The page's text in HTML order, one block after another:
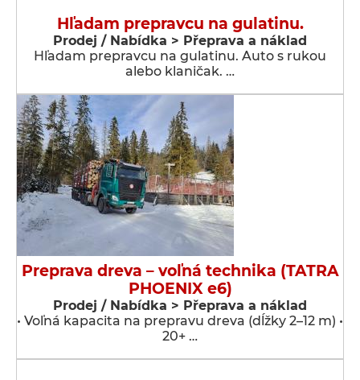
Hľadam prepravcu na gulatinu.
Prodej / Nabídka > Přeprava a náklad
Hľadam prepravcu na gulatinu. Auto s rukou
alebo klaničak. …
Preprava dreva – voľná technika (TATRA
PHOENIX e6)
Prodej / Nabídka > Přeprava a náklad
• Voľná kapacita na prepravu dreva (dĺžky 2–12 m) •
20+ …